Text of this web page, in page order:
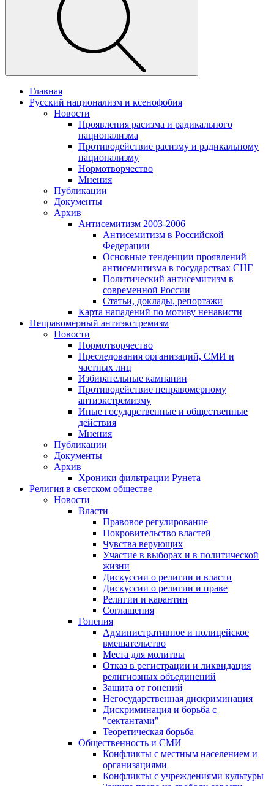
Главная
Русский национализм и ксенофобия
Новости
Проявления расизма и радикального
национализма
Противодействие расизму и радикальному
национализму
Нормотворчество
Мнения
Публикации
Документы
Архив
Антисемитизм 2003-2006
Антисемитизм в Российской
Федерации
Основные тенденции проявлений
антисемитизма в государствах СНГ
Политический антисемитизм в
современной России
Статьи, доклады, репортажи
Карта нападений по мотиву ненависти
Неправомерный антиэкстремизм
Новости
Нормотворчество
Преследования организаций, СМИ и
частных лиц
Избирательные кампании
Противодействие неправомерному
антиэкстремизму
Иные государственные и общественные
действия
Мнения
Публикации
Документы
Архив
Хроники фильтрации Рунета
Религия в светском обществе
Новости
Власти
Правовое регулирование
Покровительство властей
Чувства верующих
Участие в выборах и в политической
жизни
Дискуссии о религии и власти
Дискуссии о религии и праве
Религии и карантин
Соглашения
Гонения
Административное и полицейское
вмешательство
Места для молитвы
Отказ в регистрации и ликвидация
религиозных объединений
Защита от гонений
Негосударственная дискриминация
Дискриминация и борьба с
"сектантами"
Теоретическая борьба
Общественность и СМИ
Конфликты с местным населением и
организациями
Конфликты с учреждениями культуры